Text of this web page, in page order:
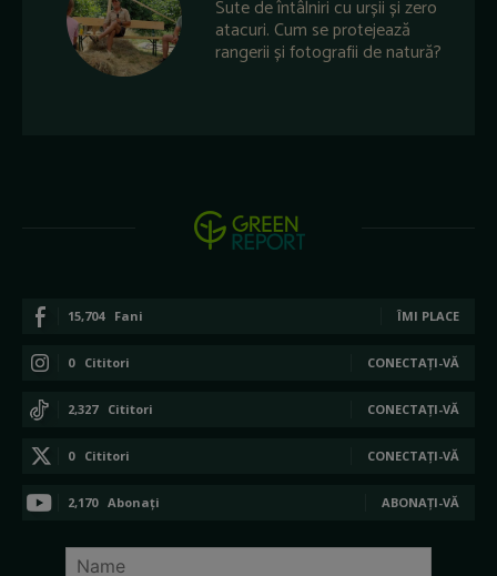
Sute de întâlniri cu urșii și zero
atacuri. Cum se protejează
rangerii și fotografii de natură?
15,704 Fani ÎMI PLACE
0 Cititori CONECTAȚI-VĂ
2,327 Cititori CONECTAȚI-VĂ
0 Cititori CONECTAȚI-VĂ
2,170 Abonați ABONAȚI-VĂ